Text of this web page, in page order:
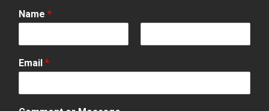
Name *
i
rEmail *